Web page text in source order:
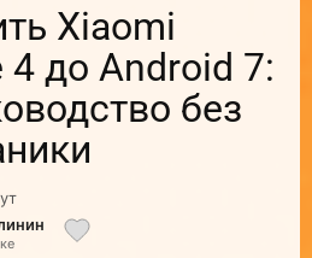
Xiaomi
4 до Android 7:
без